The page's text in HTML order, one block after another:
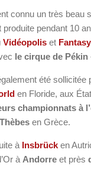
connu un très beau
produite pendant 10
Vidéopolis et
le cirque de Pékin
été sollicitée
en Floride, aux
championnats à
en Grèce.
à Insbrück en
à Andorre et près